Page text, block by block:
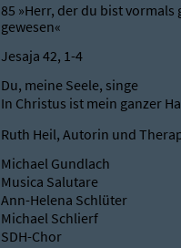
85 »Herr, der du bist vormals
gewesen«
Jesaja 42, 1-4
Du, meine Seele, singe
In Christus ist mein ganzer
Ruth Heil, Autorin und
Michael Gundlach
Musica Salutare
Ann-Helena Schlüter
Michael Schlierf
SDH-Chor